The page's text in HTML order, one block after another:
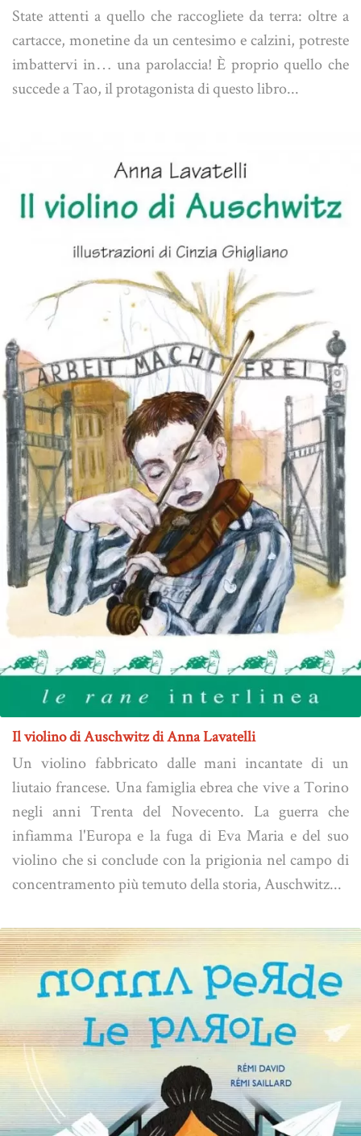
State attenti a quello che raccogliete da terra: oltre a
cartacce, monetine da un centesimo e calzini, potreste
imbattervi in… una parolaccia! È proprio quello che
succede a Tao, il protagonista di questo libro...
Il violino di Auschwitz di Anna Lavatelli
Un violino fabbricato dalle mani incantate di un
liutaio francese. Una famiglia ebrea che vive a Torino
negli anni Trenta del Novecento. La guerra che
infiamma l'Europa e la fuga di Eva Maria e del suo
violino che si conclude con la prigionia nel campo di
concentramento più temuto della storia, Auschwitz...